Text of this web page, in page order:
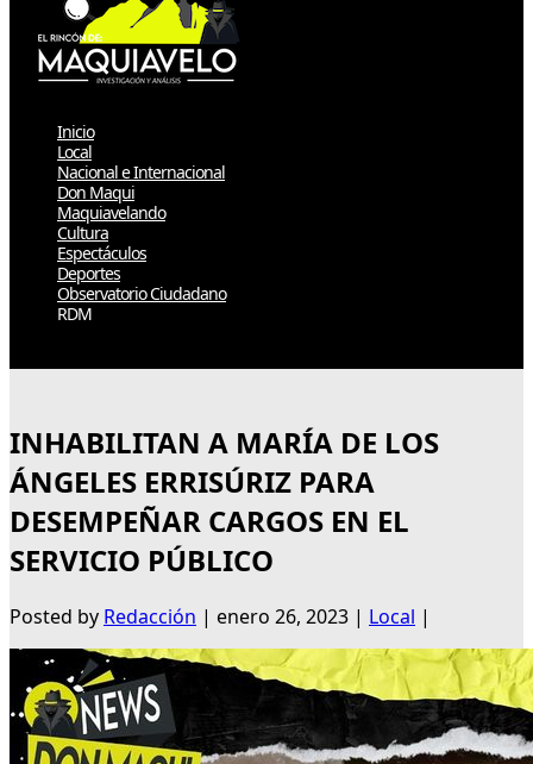
Inicio
Local
Nacional e Internacional
Don Maqui
Maquiavelando
Cultura
Espectáculos
Deportes
Observatorio Ciudadano
RDM
INHABILITAN A MARÍA DE LOS
ÁNGELES ERRISÚRIZ PARA
DESEMPEÑAR CARGOS EN EL
SERVICIO PÚBLICO
Posted by Redacción | enero 26, 2023 | Local |